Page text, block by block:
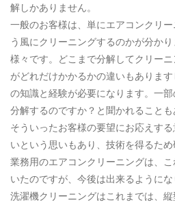
解しかありません。
一般のお客様は、単にエアコンクリ
う風にクリーニングするのかが分か
様々です。どこまで分解してクリー
がどれだけかかるかの違いもありま
の知識と経験が必要になります。一
分解するのですか？と聞かれることも
そういったお客様の要望にお応えす
いという思いもあり、技術を得るため
業務用のエアコンクリーニングは、
いたのですが、今後は出来るようにな
洗濯機クリーニングはこれまでは、